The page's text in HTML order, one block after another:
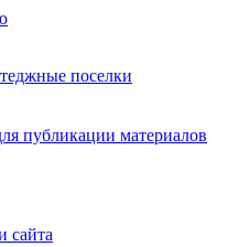
поселки
публикации материалов
сайта